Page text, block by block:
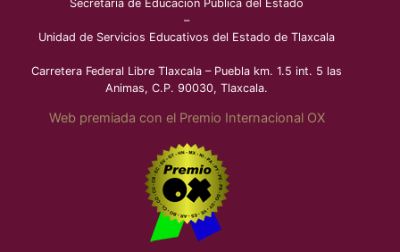
Secretaría de Educación Pública del Estado
–
Unidad de Servicios Educativos del Estado de Tlaxcala
Carretera Federal Libre Tlaxcala – Puebla km. 1.5 int. 5 las
Animas, C.P. 90030, Tlaxcala.
Web premiada con el Premio Internacional OX